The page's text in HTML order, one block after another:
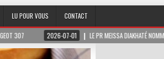
LU POUR VOUS
CONTACT
2026-07-01 LE PR MEISSA DIAKHATÉ NOMMÉ